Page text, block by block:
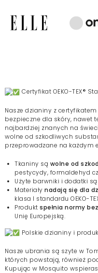
Certyfikat OEKO-TEX®
Nasze dzianiny z certyfikatem
bezpieczne dla skóry, nawet
najbardziej znanych na
wolne od szkodliwych
przeprowadzane na każdym
Tkaniny są wolne od
pestycydy, formaldehyd
Użyte barwniki i dodatki są
Materiały nadają się dla
klasa I standardu OEKO-
Produkt spełnia normy
Unię Europejską.
Polskie dzianiny i
Nasze ubrania są szyte w
których powstają, również
Kupując w Mosquito